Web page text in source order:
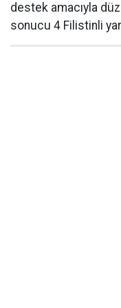
destek amacıyla
sonucu 4 Filistinli